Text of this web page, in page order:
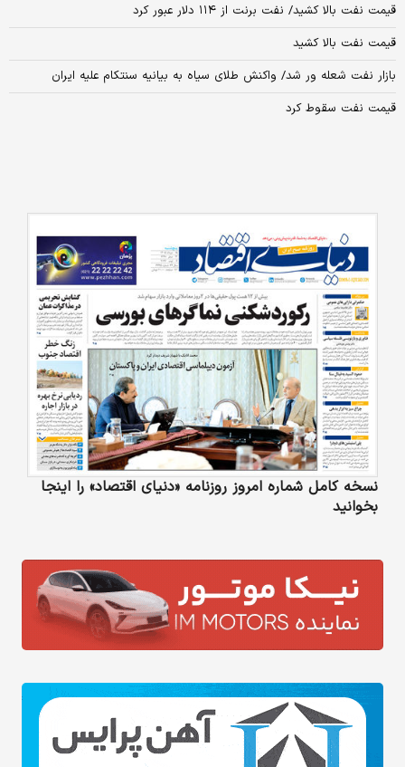
قیمت نفت بالا کشید/ نفت برنت از ۱۱۴ دلار عبور کرد
قیمت نفت بالا کشید
بازار نفت شعله ور شد/ واکنش طلای سیاه به بیانیه سنتکام علیه ایران
قیمت نفت سقوط کرد
نسخه کامل شماره امروز روزنامه «دنیای‌ اقتصاد» را اینجا
بخوانید